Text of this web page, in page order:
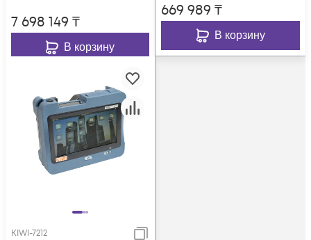
7 698 149 ₸
В корзину
669 989 ₸
В корзину
KIWI-7212